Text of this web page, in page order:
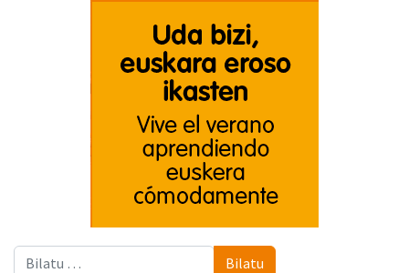
Bilatu Bilatu